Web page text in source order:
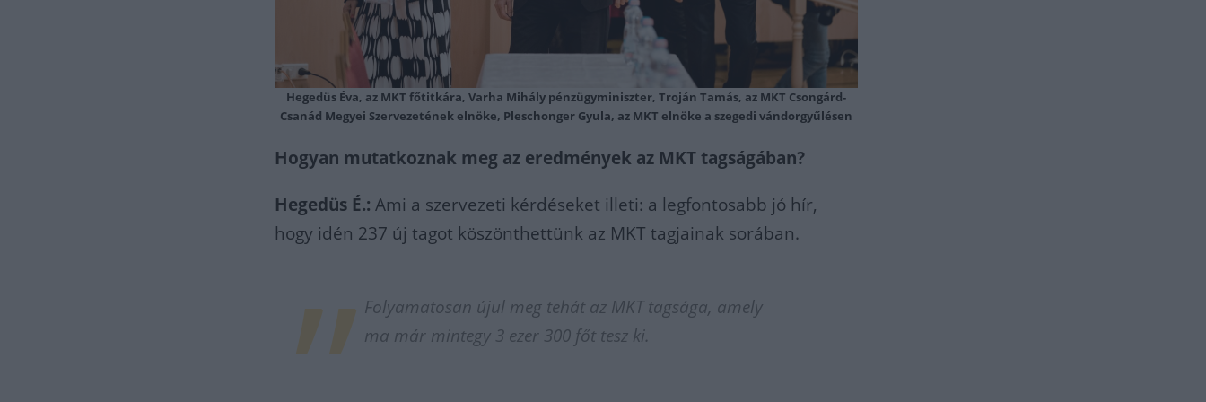
Hegedüs Éva, az MKT főtitkára, Varha Mihály pénzügyminiszter, Troján Tamás, az MKT Csongárd-
Csanád Megyei Szervezetének elnöke, Pleschonger Gyula, az MKT elnöke a szegedi vándorgyűlésen
Hogyan mutatkoznak meg az eredmények az MKT tagságában?
Hegedüs É.: Ami a szervezeti kérdéseket illeti: a legfontosabb jó hír,
hogy idén 237 új tagot köszönthettünk az MKT tagjainak sorában.
Folyamatosan újul meg tehát az MKT tagsága, amely
ma már mintegy 3 ezer 300 főt tesz ki.